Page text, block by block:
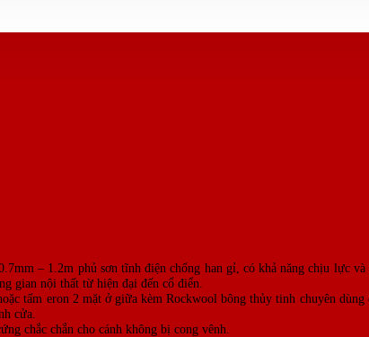
– 1.2m phủ sơn tĩnh điện chống han gỉ, có khả năng chịu lực
gian nội thất từ hiện đại đến cổ điển.
tấm eron 2 mặt ở giữa kèm Rockwool bông thủy tinh chuyên
cửa.
chắc chắn cho cánh không bị cong vênh.